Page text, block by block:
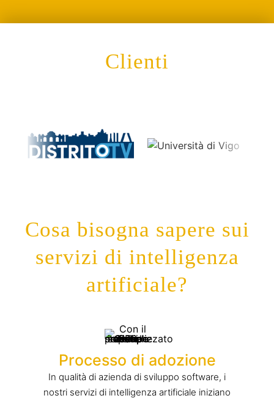
Clienti
Cosa bisogna sapere sui
servizi di intelligenza
artificiale?
Processo di adozione
In qualità di azienda di sviluppo software, i
nostri servizi di intelligenza artificiale iniziano